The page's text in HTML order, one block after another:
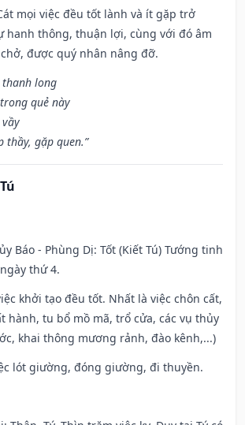
mọi việc đều tốt lành và ít gặp trở
hanh thông, thuận lợi, cùng với đó âm
được quý nhân nâng đỡ.
thanh long
quẻ này
thầy, gặp quen.”
Báo - Phùng Dị: Tốt (Kiết Tú) Tướng tinh
thứ 4.
khởi tạo đều tốt. Nhất là việc chôn cất,
hành, tu bổ mồ mã, trổ cửa, các vụ thủy
khai thông mương rảnh, đào kênh,...)
lót giường, đóng giường, đi thuyền.